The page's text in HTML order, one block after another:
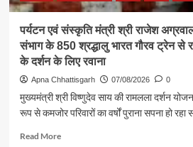
पर्यटन एवं संस्कृति मंत्री श्री राजेश
संभाग के 850 श्रद्धालु भारत गौरव ट्रेन से
के दर्शन के लिए रवाना
Apna Chhattisgarh 07/08/2026 0
मुख्यमंत्री श्री विष्णुदेव साय की रामलला दर्शन
रूप से कमजोर परिवारों का वर्षों पुराना सपना हो रहा
Read MoreRead